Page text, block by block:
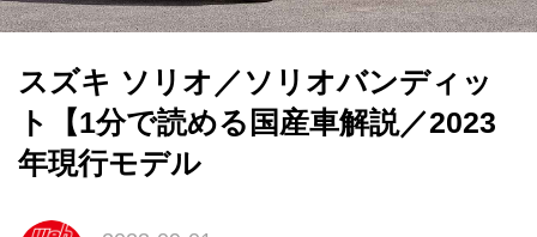
スズキ ソリオ／ソリオバンディッ
ト【1分で読める国産車解説／2023
年現行モデル